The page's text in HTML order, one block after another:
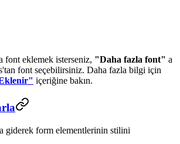
font eklemek isterseniz, "Daha fazla font" a
font seçebilirsiniz. Daha fazla bilgi için
içeriğine bakın.
giderek form elementlerinin stilini